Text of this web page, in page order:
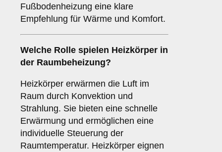
Fußbodenheizung eine klare
Empfehlung für Wärme und Komfort.
Welche Rolle spielen Heizkörper in
der Raumbeheizung?
Heizkörper erwärmen die Luft im
Raum durch Konvektion und
Strahlung. Sie bieten eine schnelle
Erwärmung und ermöglichen eine
individuelle Steuerung der
Raumtemperatur. Heizkörper eignen